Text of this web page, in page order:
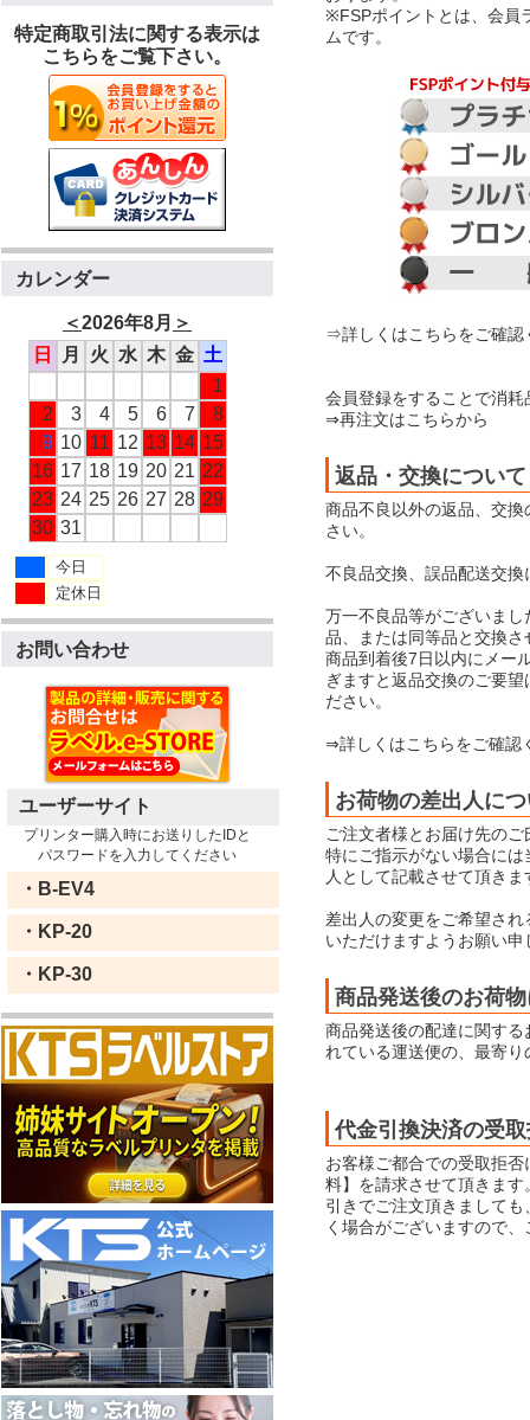
特定商取引法に関する表示は
こちらをご覧下さい。
カレンダー
＜2026年8月 ＞
日
月 火 水 木 金 土
1
2
3 4 5 6 7
8
9 10 11 12 13 14 15
16 17 18 19 20 21 22
23 24 25 26 27 28 29
30 31
今日
定休日
お問い合わせ
ユーザーサイト
プリンター購入時にお送りしたIDと
パスワードを入力してください
・B-EV4
・KP-20
・KP-30
※FSPポイントとは、会員
ムです。
⇒詳しくはこちらをご確認
会員登録をすることで消
⇒再注文はこちらから
返品・交換について
商品不良以外の返品、交
さい。
不良品交換、誤品配送交
万一不良品等がございま
品、または同等品と交換
商品到着後7日以内にメー
ぎますと返品交換のご要
ださい。
⇒詳しくはこちらをご確認
お荷物の差出人に
ご注文者様とお届け先の
特にご指示がない場合に
人として記載させて頂きま
差出人の変更をご希望さ
いただけますようお願い申
商品発送後のお荷
商品発送後の配達に関す
れている運送便の、最寄
代金引換決済の受
お客様ご都合での受取拒
料】を請求させて頂きま
引きでご注文頂きまして
く場合がございますので